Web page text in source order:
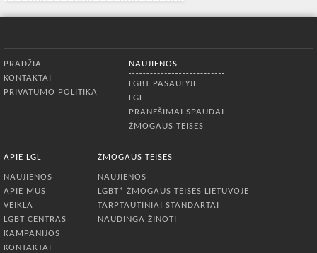
2018“, kuris kviečia susipažinti su NLĮF
uždaviniai 2015-2018 metams,
išvardina reikšmingiausius
organizacijos veikimo metodus ir
pateikia trumpą sėkmingos strategijos
PRADŽIA
KONTAKTAI
PRIVATUMO POLITIKA
NAUJIENOS
LGBT PASAULYJE
LGL
PRANEŠIMAI SPAUDAI
ŽMOGAUS TEISĖS
APIE LGL
NAUJIENOS
APIE MUS
VEIKLA
LGBT CENTRAS
KAMPANIJOS
KONTAKTAI
ŽMOGAUS TEISĖS
NAUJIENOS
LGBT* ŽMOGAUS TEISĖS LIETUVOJE
TARPTAUTINIAI STANDARTAI
NAUDINGA ŽINOTI